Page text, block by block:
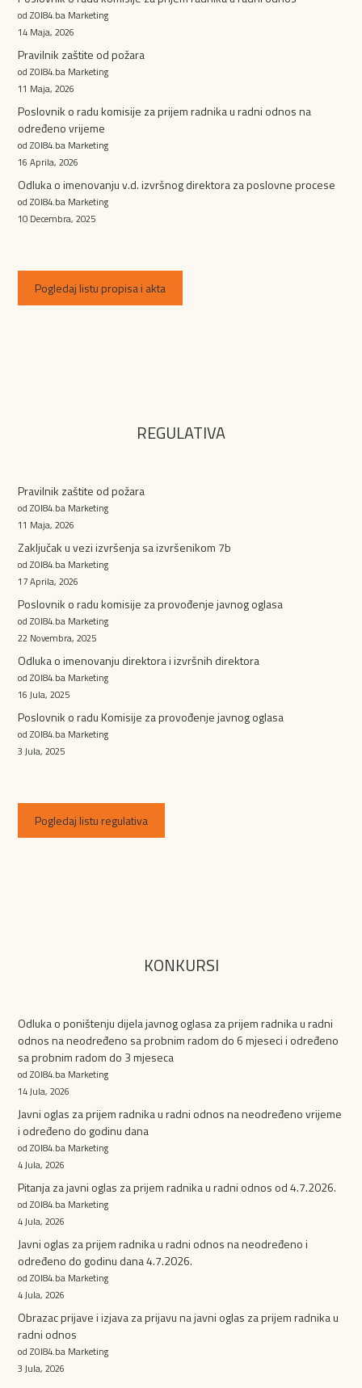
od ZOI84.ba Marketing
14 Maja, 2026
Pravilnik zaštite od požara
od ZOI84.ba Marketing
11 Maja, 2026
Poslovnik o radu komisije za prijem radnika u radni odnos na
određeno vrijeme
od ZOI84.ba Marketing
16 Aprila, 2026
Odluka o imenovanju v.d. izvršnog direktora za poslovne procese
od ZOI84.ba Marketing
10 Decembra, 2025
Pogledaj listu propisa i akta
REGULATIVA
Pravilnik zaštite od požara
od ZOI84.ba Marketing
11 Maja, 2026
Zaključak u vezi izvršenja sa izvršenikom 7b
od ZOI84.ba Marketing
17 Aprila, 2026
Poslovnik o radu komisije za provođenje javnog oglasa
od ZOI84.ba Marketing
22 Novembra, 2025
Odluka o imenovanju direktora i izvršnih direktora
od ZOI84.ba Marketing
16 Jula, 2025
Poslovnik o radu Komisije za provođenje javnog oglasa
od ZOI84.ba Marketing
3 Jula, 2025
Pogledaj listu regulativa
KONKURSI
Odluka o poništenju dijela javnog oglasa za prijem radnika u radni
odnos na neodređeno sa probnim radom do 6 mjeseci i određeno
sa probnim radom do 3 mjeseca
od ZOI84.ba Marketing
14 Jula, 2026
Javni oglas za prijem radnika u radni odnos na neodređeno vrijeme
i određeno do godinu dana
od ZOI84.ba Marketing
4 Jula, 2026
Pitanja za javni oglas za prijem radnika u radni odnos od 4.7.2026.
od ZOI84.ba Marketing
4 Jula, 2026
Javni oglas za prijem radnika u radni odnos na neodređeno i
određeno do godinu dana 4.7.2026.
od ZOI84.ba Marketing
4 Jula, 2026
Obrazac prijave i izjava za prijavu na javni oglas za prijem radnika u
radni odnos
od ZOI84.ba Marketing
3 Jula, 2026